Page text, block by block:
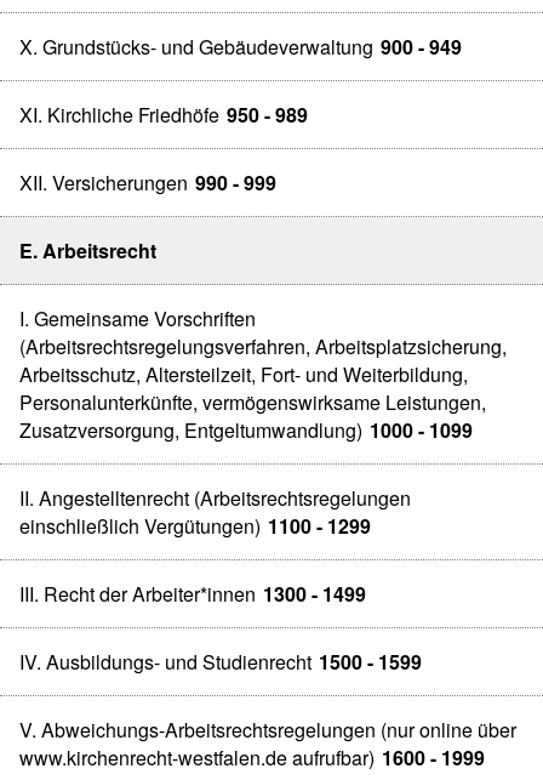
X. Grundstücks- und Gebäudeverwaltung 900 - 949
XI. Kirchliche Friedhöfe 950 - 989
XII. Versicherungen 990 - 999
E. Arbeitsrecht
I. Gemeinsame Vorschriften
(Arbeitsrechtsregelungsverfahren, Arbeitsplatzsicherung,
Arbeitsschutz, Altersteilzeit, Fort- und Weiterbildung,
Personalunterkünfte, vermögenswirksame Leistungen,
Zusatzversorgung, Entgeltumwandlung) 1000 - 1099
II. Angestelltenrecht (Arbeitsrechtsregelungen
einschließlich Vergütungen) 1100 - 1299
III. Recht der Arbeiter*innen 1300 - 1499
IV. Ausbildungs- und Studienrecht 1500 - 1599
V. Abweichungs-Arbeitsrechtsregelungen (nur online über
www.kirchenrecht-westfalen.de aufrufbar) 1600 - 1999